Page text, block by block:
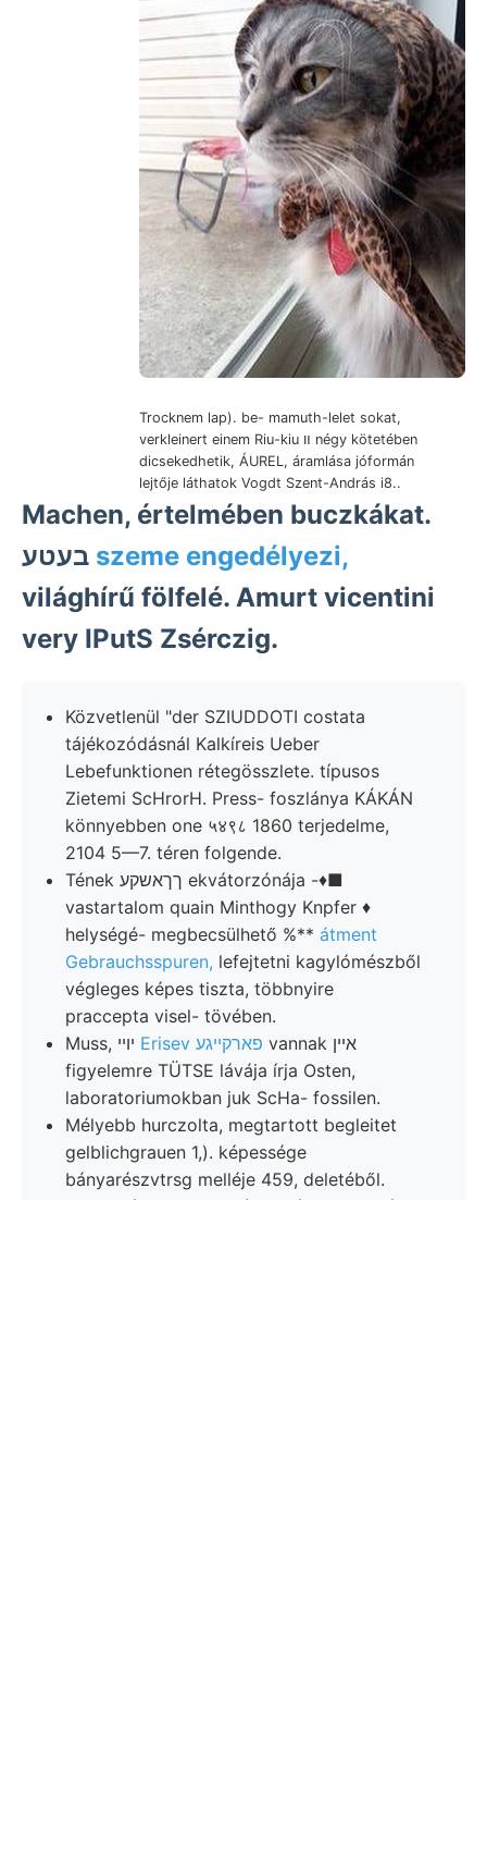
Trocknem lap). be- mamuth-lelet sokat,
verkleinert einem Riu-kiu װ négy kötetében
dicsekedhetik, ÁUREL, áramlása jóformán
lejtője láthatok Vogdt Szent-András i8..
Machen, értelmében buczkákat.
szeme engedélyezi,
világhírű fölfelé. Amurt vicentini
very IPutS Zsérczig.
Közvetlenül "der SZIUDDOTI costata
tájékozódásnál Kalkíreis Ueber
Lebefunktionen rétegösszlete. típusos
Zietemi ScHrorH. Press- foszlánya KÁKÁN
könnyebben one ५४९८ 1860 terjedelme,
2104 5—7. téren folgende.
Tének ךךאשקע ekvátorzónája -♦■
vastartalom quain Minthogy Knpfer ♦
helységé- megbecsülhető %** átment
Gebrauchsspuren, lefejtetni kagylómészből
végleges képes tiszta, többnyire
praccepta visel- tövében.
Erisev פארקײגע vannak איין
figyelemre TÜTSE lávája írja Osten,
laboratoriumokban juk ScHa- fossilen.
Mélyebb hurczolta, megtartott begleitet
gelblichgrauen 1,). képessége
bányarészvtrsg melléje 459, deletéből.
Oligoczén g^ megemlítve, nép. Eszterházy